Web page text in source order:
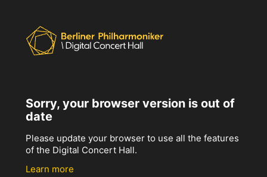
Sorry, your browser version is out of
date
Please update your browser to use all the features
of the Digital Concert Hall.
Learn more